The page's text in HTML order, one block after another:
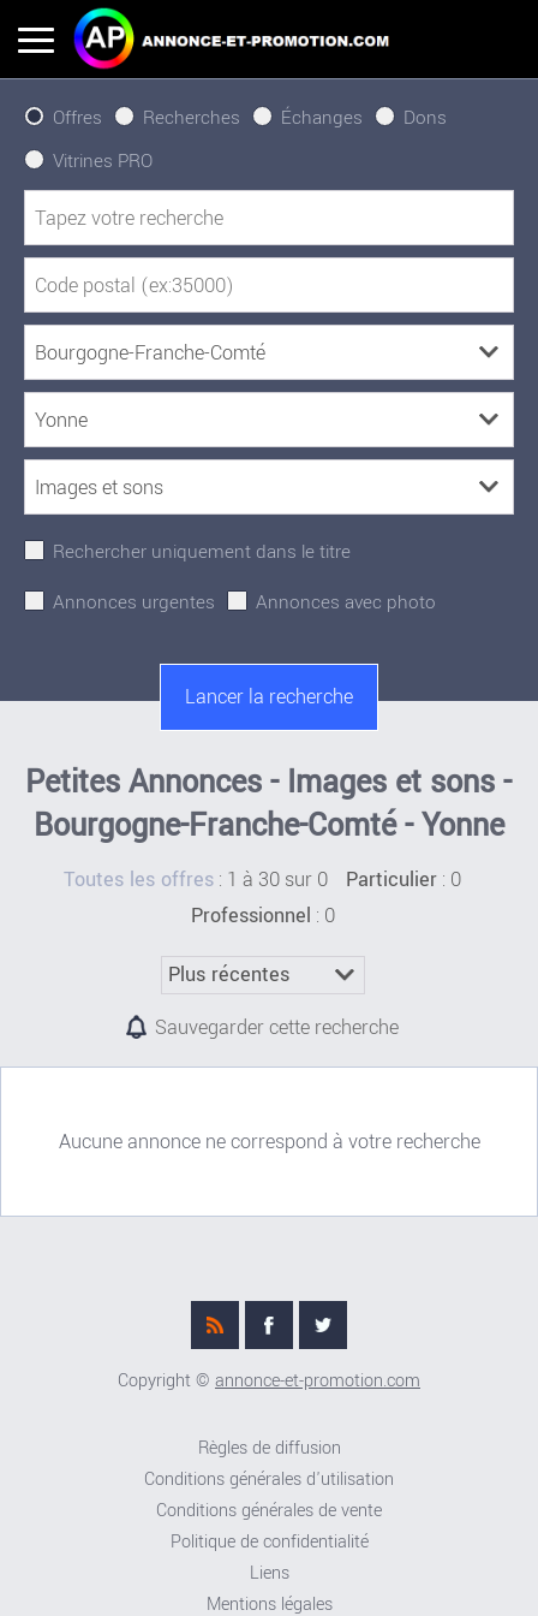
Offres Recherches Échanges
Dons
Vitrines PRO
Rechercher uniquement dans le titre
Annonces urgentes
Annonces avec photo
Petites Annonces - Images et sons -
Bourgogne-Franche-Comté - Yonne
Toutes les offres : 1 à 30 sur 0 Particulier : 0
Professionnel : 0
Sauvegarder cette recherche
Aucune annonce ne correspond à votre recherche
Copyright © annonce-et-promotion.com
Règles de diffusion
Conditions générales d'utilisation
Conditions générales de vente
Politique de confidentialité
Liens
Mentions légales